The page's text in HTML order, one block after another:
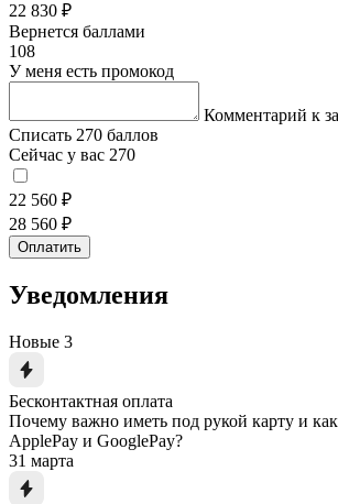
22 830 ₽
Вернется баллами
108
У меня есть промокод
Комментарий к
Списать 270 баллов
Сейчас у вас 270
22 560 ₽
28 560 ₽
Оплатить
Уведомления
Новые 3
Бесконтактная оплата
Почему важно иметь под рукой карту и как
ApplePay и GooglePay?
31 марта